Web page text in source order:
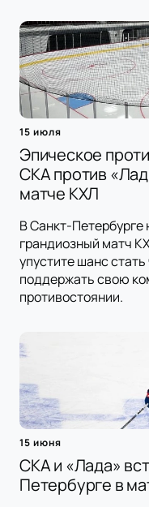
15 июля
Эпическое
СКА против
матче КХЛ
В Санкт-Петербурге
грандиозный матч
упустите шанс
поддержать свою
противостоянии.
15 июня
СКА и «Лада»
Петербурге в